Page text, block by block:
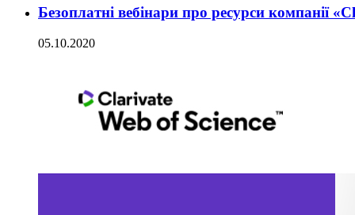
Безоплатні вебінари про ресурси компанії
05.10.2020